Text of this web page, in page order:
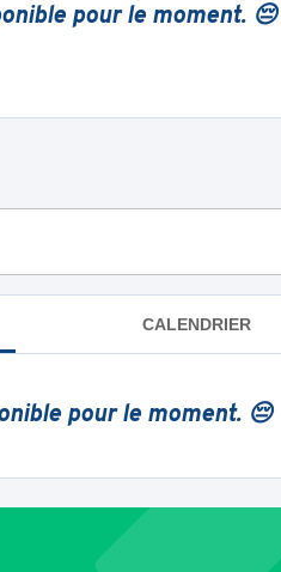
pour le moment. 😔
CALENDRIER
pour le moment. 😔